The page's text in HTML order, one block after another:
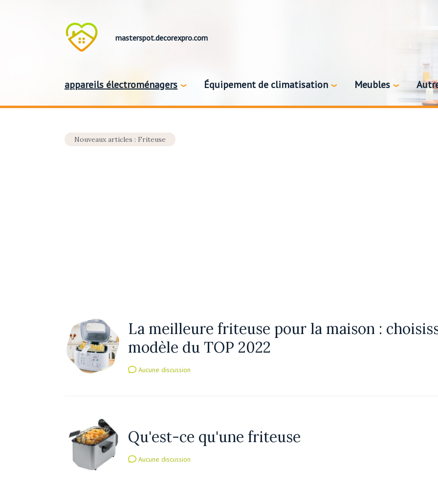
masterspot.decorexpro.com
appareils électroménagers Équipement de climatisation Meubles
Nouveaux articles : Friteuse
La meilleure friteuse pour la maison :
modèle du TOP 2022
Aucune discussion
Qu'est-ce qu'une friteuse
Aucune discussion